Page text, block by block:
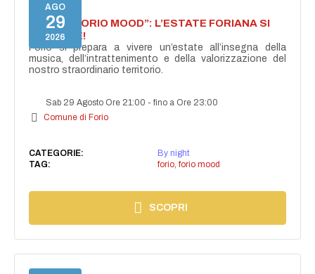
AGO
29
2026
NASCE “FORIO MOOD”: L’ESTATE FORIANA SI
ACCENDE!
Forio si prepara a vivere un’estate all’insegna della
musica, dell’intrattenimento e della valorizzazione del
nostro straordinario territorio.
Sab 29 Agosto Ore 21:00 -fino a Ore 23:00
Comune di Forio
CATEGORIE:
By night
TAG:
forio, forio mood
SCOPRI